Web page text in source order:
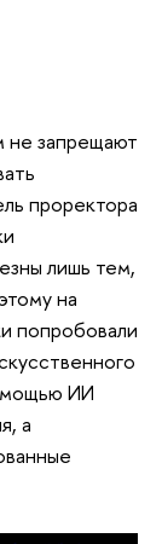
не запрещают
проректора
лишь тем,
на
попробовали
ИИ
а